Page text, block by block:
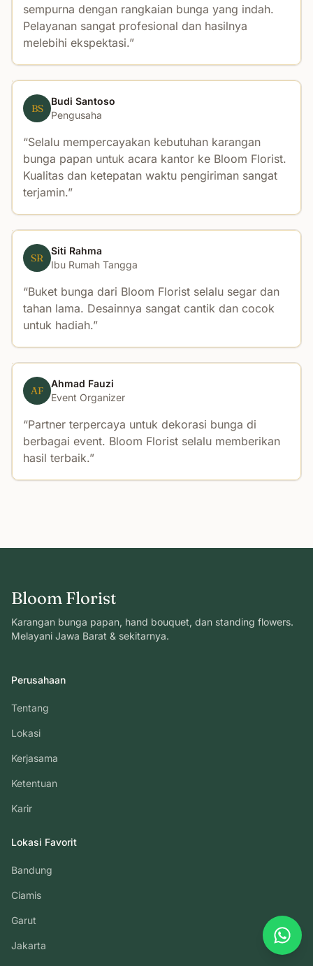
sempurna dengan rangkaian bunga yang indah.
Pelayanan sangat profesional dan hasilnya
melebihi ekspektasi.
BS
Budi Santoso
Pengusaha
Selalu mempercayakan kebutuhan karangan
bunga papan untuk acara kantor ke Bloom Florist.
Kualitas dan ketepatan waktu pengiriman sangat
terjamin.
SR
Siti Rahma
Ibu Rumah Tangga
Buket bunga dari Bloom Florist selalu segar dan
tahan lama. Desainnya sangat cantik dan cocok
untuk hadiah.
AF
Ahmad Fauzi
Event Organizer
Partner terpercaya untuk dekorasi bunga di
berbagai event. Bloom Florist selalu memberikan
hasil terbaik.
Bloom Florist
Karangan bunga papan, hand bouquet, dan standing flowers.
Melayani Jawa Barat & sekitarnya.
Perusahaan
Tentang
Lokasi
Kerjasama
Ketentuan
Karir
Lokasi Favorit
Bandung
Ciamis
Garut
Jakarta